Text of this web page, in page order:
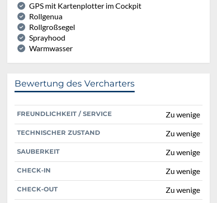
GPS mit Kartenplotter im Cockpit
Rollgenua
Rollgroßsegel
Sprayhood
Warmwasser
Bewertung des Vercharters
FREUNDLICHKEIT / SERVICE Zu wenige
TECHNISCHER ZUSTAND Zu wenige
SAUBERKEIT Zu wenige
CHECK-IN Zu wenige
CHECK-OUT Zu wenige